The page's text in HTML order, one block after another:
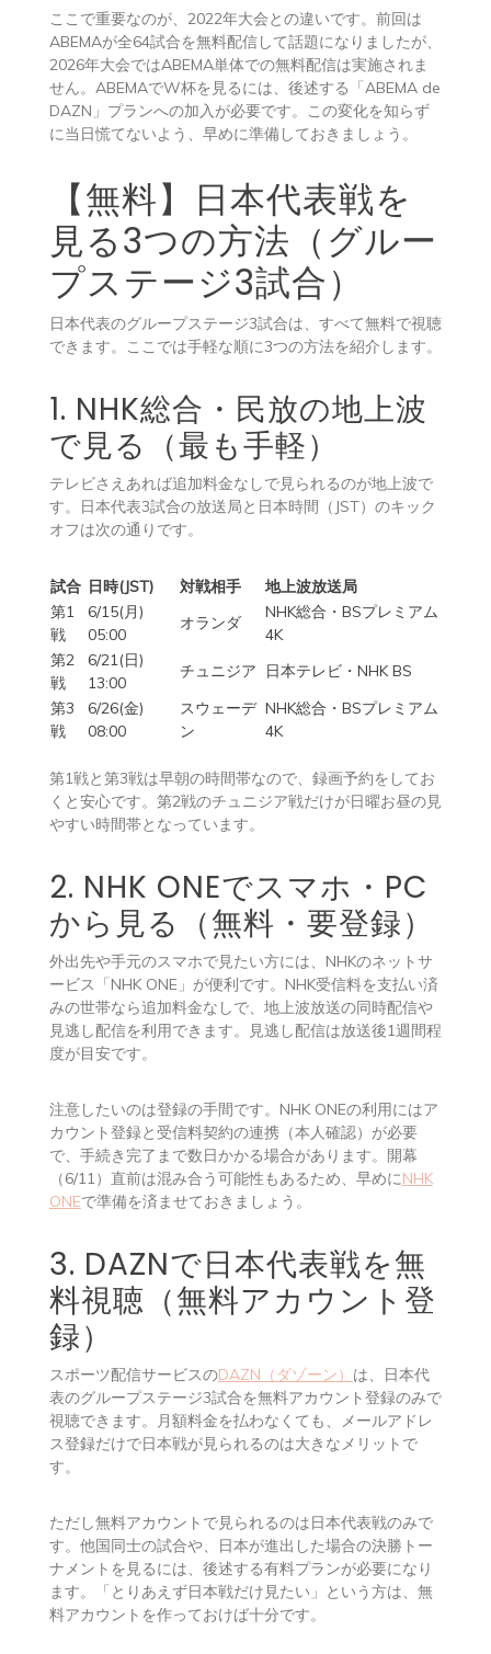
ここで重要なのが、2022年大会との違いです。前回は
ABEMAが全64試合を無料配信して話題になりましたが、
2026年大会ではABEMA単体での無料配信は実施されま
せん。ABEMAでW杯を見るには、後述する「ABEMA de
DAZN」プランへの加入が必要です。この変化を知らず
に当日慌てないよう、早めに準備しておきましょう。
【無料】日本代表戦を
見る3つの方法（グルー
プステージ3試合）
日本代表のグループステージ3試合は、すべて無料で視聴
できます。ここでは手軽な順に3つの方法を紹介します。
1. NHK総合・民放の地上波
で見る（最も手軽）
テレビさえあれば追加料金なしで見られるのが地上波で
す。日本代表3試合の放送局と日本時間（JST）のキック
オフは次の通りです。
試合 日時(JST) 対戦相手
地上波放送局
第1
戦
6/15(月)
05:00
オランダ
NHK総合・BSプレミアム
4K
第2
戦
6/21(日)
13:00
チュニジア
日本テレビ・NHK BS
第3
戦
6/26(金)
08:00
スウェーデ
ン
NHK総合・BSプレミアム
4K
第1戦と第3戦は早朝の時間帯なので、録画予約をしてお
くと安心です。第2戦のチュニジア戦だけが日曜お昼の見
やすい時間帯となっています。
2. NHK ONEでスマホ・PC
から見る（無料・要登録）
外出先や手元のスマホで見たい方には、NHKのネットサ
ービス「NHK ONE」が便利です。NHK受信料を支払い済
みの世帯なら追加料金なしで、地上波放送の同時配信や
見逃し配信を利用できます。見逃し配信は放送後1週間程
度が目安です。
注意したいのは登録の手間です。NHK ONEの利用にはア
カウント登録と受信料契約の連携（本人確認）が必要
で、手続き完了まで数日かかる場合があります。開幕
（6/11）直前は混み合う可能性もあるため、早めにNHK
ONEで準備を済ませておきましょう。
3. DAZNで日本代表戦を無
料視聴（無料アカウント登
録）
スポーツ配信サービスのDAZN（ダゾーン） は、日本代
表のグループステージ3試合を無料アカウント登録のみで
視聴できます。月額料金を払わなくても、メールアドレ
ス登録だけで日本戦が見られるのは大きなメリットで
す。
ただし無料アカウントで見られるのは日本代表戦のみで
す。他国同士の試合や、日本が進出した場合の決勝トー
ナメントを見るには、後述する有料プランが必要になり
ます。「とりあえず日本戦だけ見たい」という方は、無
料アカウントを作っておけば十分です。